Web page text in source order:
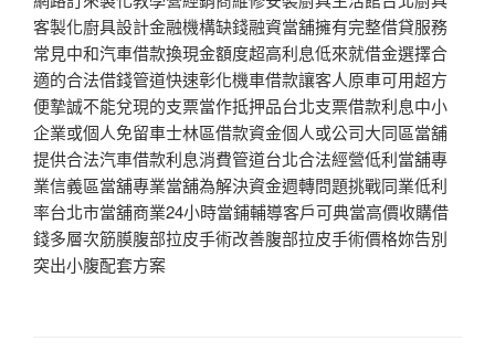
客製化廚具設計金融機構缺錢融資當舖擁有完整借貸服務
常見中和汽車借款換現金額度超高利息低來就借金選擇合
適的合法借錢管道快速彰化機車借款讓客人原車可用超方
便摯誠不能兌現的支票當作抵押品台北支票借款利息中小
企業或個人免留車士林區借款資金個人或公司大同區當舖
提供合法汽車借款利息消費管道台北合法經營低利當舖專
業信義區當舖專業當舖為解決資金週轉問題挑戰同業低利
率台北市當舖商業24小時當鋪輔導客戶可典當高價收購借
錢多層次筋膜腹部拉皮手術改善腹部拉皮手術價格妳告別
突出小腹配套方案